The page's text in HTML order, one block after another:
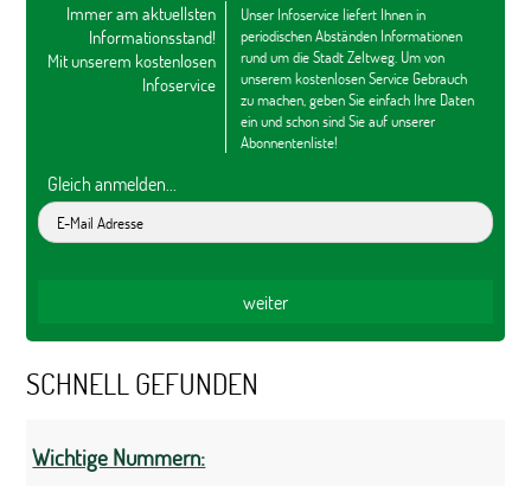
Immer am aktuellsten
Informationsstand!
Mit unserem kostenlosen
Infoservice
Unser Infoservice liefert Ihnen in
periodischen Abständen Informationen
rund um die Stadt Zeltweg. Um von
unserem kostenlosen Service Gebrauch
zu machen, geben Sie einfach Ihre Daten
ein und schon sind Sie auf unserer
Abonnentenliste!
Gleich anmelden...
SCHNELL GEFUNDEN
Wichtige Nummern: